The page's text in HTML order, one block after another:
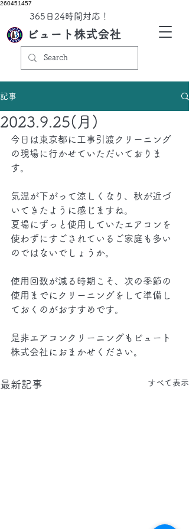
260451457
ビュート株式会社
​365日24時間対応！
記事
2023.9.25(月)
今日は東京都に工事引渡クリーニング
の現場に行かせていただいておりま
す。
気温が下がって涼しくなり、秋が近づ
いてきたように感じますね。
夏場にずっと使用していたエアコンを
使わずにすごされているご家庭も多い
のではないでしょうか。
使用回数が減る時期こそ、次の季節の
使用までにクリーニングをして準備し
ておくのがおすすめです。
是非エアコンクリーニングもビュート
株式会社におまかせください。
最新記事 すべて表示